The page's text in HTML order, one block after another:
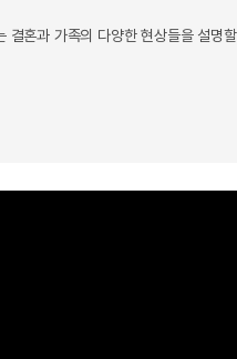
혼과 가족의 다양한 현상들을 설명